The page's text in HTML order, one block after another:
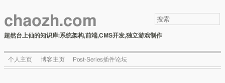
chaozh.com
超然台上仙的知识库:系统架构,前端,CMS开发,独立游戏制作
个人主页 博客主页 Post-Series插件论坛